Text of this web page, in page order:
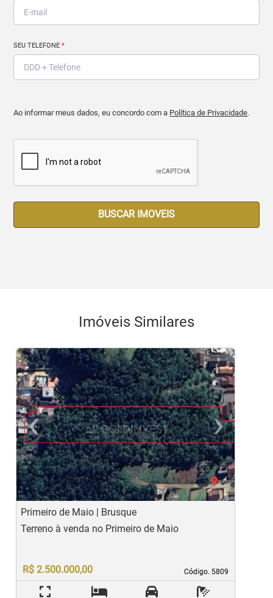
SEU TELEFONE*
Ao informar meus dados, eu concordo com a Política de Privacidade.
BUSCAR IMOVEIS
Imóveis Similares
‹
Previous
›
Primeiro de Maio | Brusque
Código. 5809
Código. 5809
Terreno à venda no Primeiro de Maio
R$ 2.500.000,00